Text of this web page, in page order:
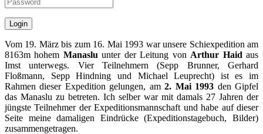
Vom 19. März bis zum 16. Mai 1993 war unsere Schiexpedition am
8163m hohem Manaslu unter der Leitung von Arthur Haid aus
Imst unterwegs. Vier Teilnehmern (Sepp Brunner, Gerhard
Floßmann, Sepp Hindning und Michael Leuprecht) ist es im
Rahmen dieser Expedition gelungen, am2. Mai 1993 den Gipfel
das Manaslu zu betreten. Ich selber war mit damals 27 Jahren der
jüngste Teilnehmer der Expeditionsmannschaft und habe auf dieser
Seite meine damaligen Eindrücke (Expeditionstagebuch, Bilder)
zusammengetragen.